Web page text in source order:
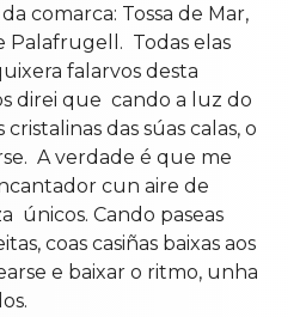
comarca: Tossa de Mar,
Palafrugell. Todas elas
falarvos desta
direi que cando a luz do
das súas calas, o
A verdade é que me
cun aire de
únicos. Cando paseas
coas casiñas baixas aos
e baixar o ritmo, unha